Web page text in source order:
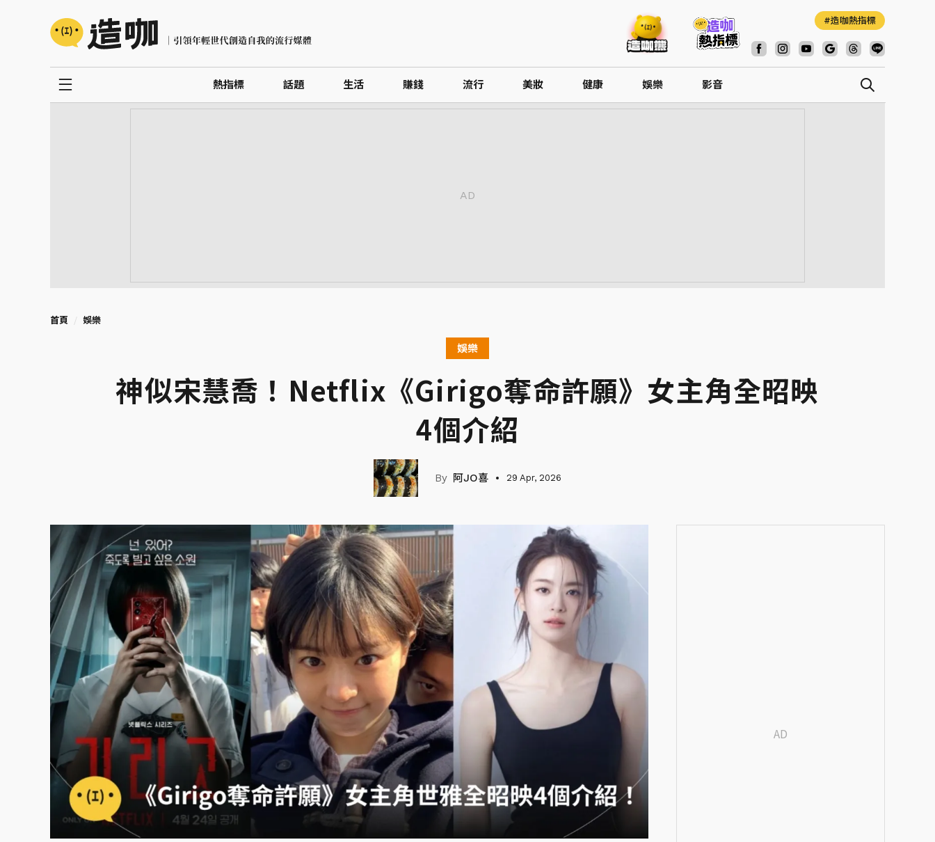
造咖熱指標
熱指標 話題 生活 賺錢 流行 美妝 健康 娛樂 影音
首頁 娛樂
娛樂
神似宋慧喬！Netflix《Girigo奪命許願》女主角全昭映
4個介紹
阿JO喜 29 Apr, 2026